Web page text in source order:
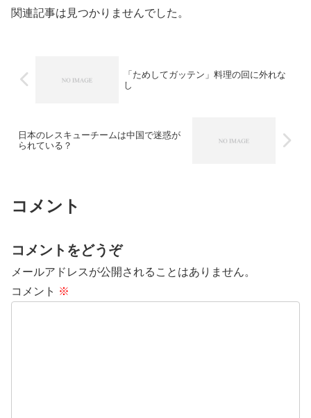
関連記事は見つかりませんでした。
「ためしてガッテン」料理の回に外れな
し
日本のレスキューチームは中国で迷惑が
られている？
コメント
コメントをどうぞ
メールアドレスが公開されることはありません。
コメント ※